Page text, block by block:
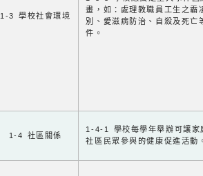
1-3 學校社會環境
畫，如：處理教職員工生之霸
別、愛滋病防治、自殺及死亡
件。
1-4 社區關係
1-4-1 學校每學年舉辦可讓家
社區民眾參與的健康促進活動